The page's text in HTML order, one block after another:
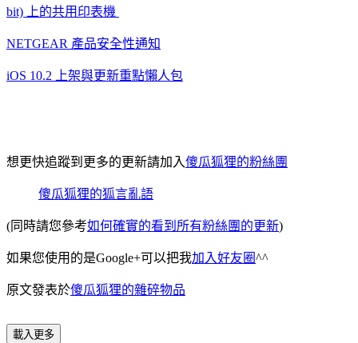
bit) 上的共用印表機
NETGEAR 產品安全性通知
iOS 10.2 上架與更新重點懶人包
想更快追蹤到更多的更新請加入傻瓜狐狸的粉絲團
傻瓜狐狸的狐言亂語
(同時請您參考如何確實的看到所有粉絲團的更新)
如果您使用的是Google+可以把我加入好友圈^^
原文發表於傻瓜狐狸的雜碎物品
載入更多